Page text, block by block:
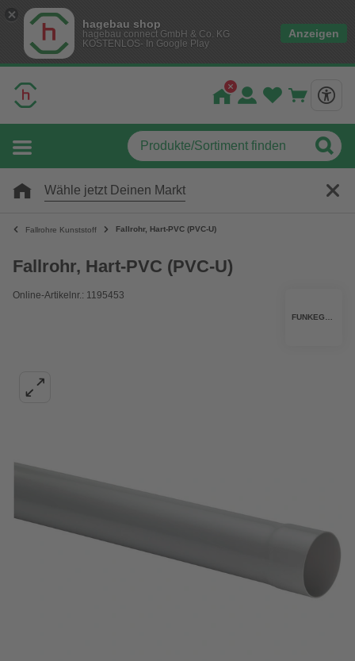
hagebau shop
hagebau connect GmbH & Co. KG
KOSTENLOS- In Google Play
Anzeigen
Wähle jetzt Deinen Markt
Fallrohre Kunststoff Fallrohr, Hart-PVC (PVC-U)
Fallrohr, Hart-PVC (PVC-U)
Online-Artikelnr.: 1195453